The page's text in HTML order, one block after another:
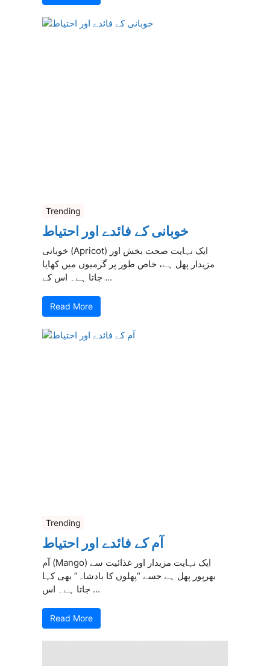
Trending
خوبانی کے فائدے اور احتیاط
خوبانی (Apricot) ایک نہایت صحت بخش اور
مزیدار پھل ہے، خاص طور پر گرمیوں میں کھایا
جاتا ہے۔ اس کے ...
Read More
Trending
آم کے فائدے اور احتیاط
آم (Mango) ایک نہایت مزیدار اور غذائیت سے
بھرپور پھل ہے جسے “پھلوں کا بادشاہ” بھی کہا
جاتا ہے۔ اس ...
Read More